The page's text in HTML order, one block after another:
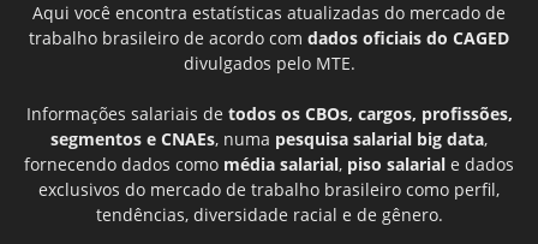
Aqui você encontra estatísticas atualizadas do mercado de
trabalho brasileiro de acordo com dados oficiais do CAGED
divulgados pelo MTE.
Informações salariais de todos os CBOs, cargos, profissões,
segmentos e CNAEs, numa pesquisa salarial big data,
fornecendo dados como média salarial, piso salarial e dados
exclusivos do mercado de trabalho brasileiro como perfil,
tendências, diversidade racial e de gênero.